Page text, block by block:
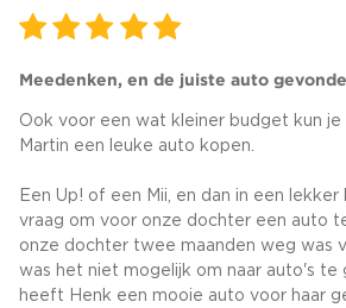
Meedenken, en de juiste auto
Ook voor een wat kleiner budget kun je
Martin een leuke auto kopen.
Een Up! of een Mii, en dan in een
vraag om voor onze dochter een auto
onze dochter twee maanden weg was
was het niet mogelijk om naar auto's te
heeft Henk een mooie auto voor haar